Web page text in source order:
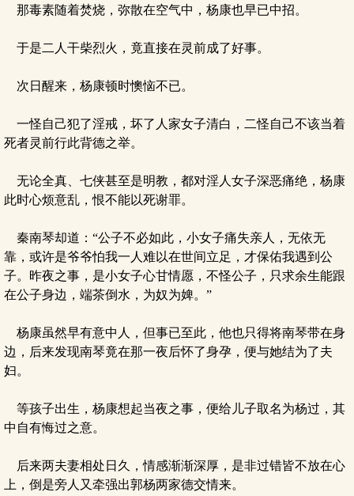
那毒素随着焚烧，弥散在空气中，杨康也早已中招。
于是二人干柴烈火，竟直接在灵前成了好事。
次日醒来，杨康顿时懊恼不已。
一怪自己犯了淫戒，坏了人家女子清白，二怪自己不该当着
死者灵前行此背德之举。
无论全真、七侠甚至是明教，都对淫人女子深恶痛绝，杨康
此时心烦意乱，恨不能以死谢罪。
秦南琴却道：“公子不必如此，小女子痛失亲人，无依无
靠，或许是爷爷怕我一人难以在世间立足，才保佑我遇到公
子。昨夜之事，是小女子心甘情愿，不怪公子，只求余生能跟
在公子身边，端茶倒水，为奴为婢。”
杨康虽然早有意中人，但事已至此，他也只得将南琴带在身
边，后来发现南琴竟在那一夜后怀了身孕，便与她结为了夫
妇。
等孩子出生，杨康想起当夜之事，便给儿子取名为杨过，其
中自有悔过之意。
后来两夫妻相处日久，情感渐渐深厚，是非过错皆不放在心
上，倒是旁人又牵强出郭杨两家德交情来。